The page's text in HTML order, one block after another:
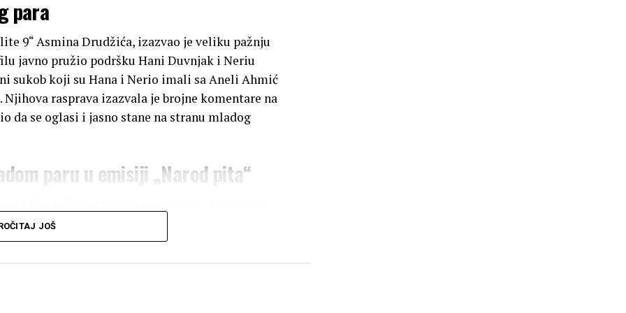
para
9“ Asmina Drudžića, izazvao je veliku pažnju
javno pružio podršku Hani Duvnjak i Neriu
sukob koji su Hana i Nerio imali sa Aneli Ahmić
. Njihova rasprava izazvala je brojne komentare na
da se oglasi i jasno stane na stranu mladog
paru u emisiji „Narod pita“
22 godine, pokazali više zrelosti i odgovornosti
šansu da sami grade svoje živote, bez
i Hanu, zar vas nije sramota? Deca imaju 20–22
Za 10 meseci Elite nisu imali nijednu moralnu
JOŠ